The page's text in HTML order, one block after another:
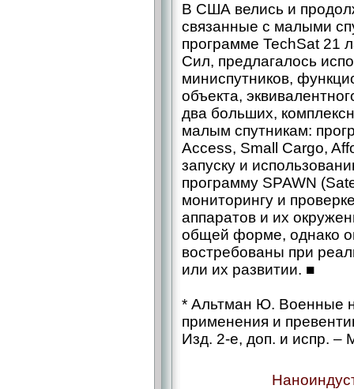
В США велись и
связанные с малыми
программе TechSat 21
Сил, предлагалось
миниспутников,
объекта,
два больших,
малым спутникам:
Access, Small Cargo,
запуску и
программу SPAWN
мониторингу и
аппаратов и их
общей форме, однако
востребованы при
или их развитии. ■
* Альтман Ю. Военные
применения и
Изд. 2-е, доп. и испр.